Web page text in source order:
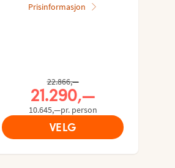
Prisinformasjon
Tidligere pris,
22.866,—
Nåværende pris,
21.290,—
10.645,—pr. person
VELG